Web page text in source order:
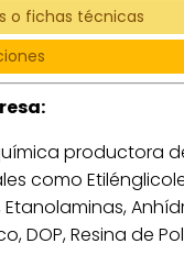
o fichas técnicas
productora
como
DOP, Resina de